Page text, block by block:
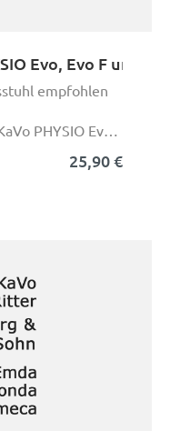
Evo, Evo F und
empfohlen
PHYSIO Evo,
25,90 €